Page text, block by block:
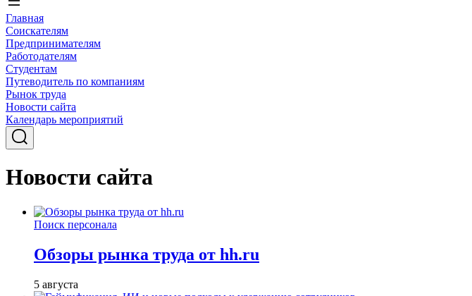
Главная
Соискателям
Предпринимателям
Работодателям
Студентам
Путеводитель по компаниям
Рынок труда
Новости сайта
Календарь мероприятий
Новости сайта
Поиск персонала
Обзоры рынка труда от hh.ru
5 августа